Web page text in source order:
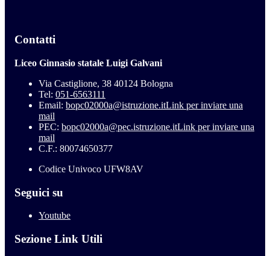
Contatti
Liceo Ginnasio statale Luigi Galvani
Via Castiglione, 38 40124 Bologna
Tel: 051-6563111
Email: bopc02000a@istruzione.itLink per inviare una
mail
PEC: bopc02000a@pec.istruzione.itLink per inviare una
mail
C.F.: 80074650377
Codice Univoco UFW8AV
Seguici su
Youtube
Sezione Link Utili